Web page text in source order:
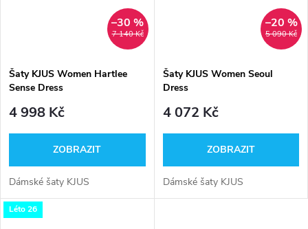
7 140 Kč
–30 %
Šaty KJUS Women Hartlee
Sense Dress
4 998 Kč
ZOBRAZIT
Dámské šaty KJUS
5 090 Kč
–20 %
Šaty KJUS Women Seoul
Dress
4 072 Kč
ZOBRAZIT
Dámské šaty KJUS
Léto 26